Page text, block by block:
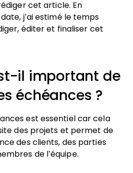
cet article. En
j’ai estimé le temps
éditer et finaliser cet
il important de
échéances ?
est essentiel car cela
des projets et permet de
des clients, des parties
de l’équipe.